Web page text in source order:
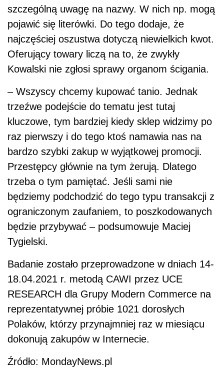
szczególną uwagę na nazwy. W nich np. mogą
pojawić się literówki. Do tego dodaje, że
najczęściej oszustwa dotyczą niewielkich kwot.
Oferujący towary liczą na to, że zwykły
Kowalski nie zgłosi sprawy organom ścigania.
– Wszyscy chcemy kupować tanio. Jednak
trzeźwe podejście do tematu jest tutaj
kluczowe, tym bardziej kiedy sklep widzimy po
raz pierwszy i do tego ktoś namawia nas na
bardzo szybki zakup w wyjątkowej promocji.
Przestępcy głównie na tym żerują. Dlatego
trzeba o tym pamiętać. Jeśli sami nie
będziemy podchodzić do tego typu transakcji z
ograniczonym zaufaniem, to poszkodowanych
będzie przybywać – podsumowuje Maciej
Tygielski.
Badanie zostało przeprowadzone w dniach 14-
18.04.2021 r. metodą CAWI przez UCE
RESEARCH dla Grupy Modern Commerce na
reprezentatywnej próbie 1021 dorosłych
Polaków, którzy przynajmniej raz w miesiącu
dokonują zakupów w Internecie.
Źródło: MondayNews.pl